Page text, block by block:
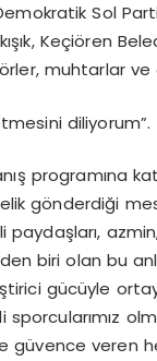
Sol
Keçiören
muhtarlar
diliyorum”.
programına
gönderdiği
paydaşları,
biri olan bu
gücüyle
sporcularımız
güvence veren